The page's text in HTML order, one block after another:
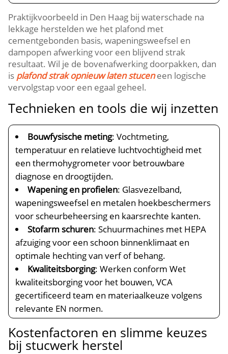
Praktijkvoorbeeld in Den Haag bij waterschade na
lekkage herstelden we het plafond met
cementgebonden basis, wapeningsweefsel en
dampopen afwerking voor een blijvend strak
resultaat.​ Wil je de bovenafwerking doorpakken, dan
is plafond strak opnieuw laten stuceneen logische
vervolgstap voor een egaal geheel.​
Technieken en tools die wij inzetten
Bouwfysische meting: Vochtmeting,
temperatuur en relatieve luchtvochtigheid met
een thermohygrometer voor betrouwbare
diagnose en droogtijden.​
Wapening en profielen: Glasvezelband,
wapeningsweefsel en metalen hoekbeschermers
voor scheurbeheersing en kaarsrechte kanten.​
Stofarm schuren: Schuurmachines met HEPA
afzuiging voor een schoon binnenklimaat en
optimale hechting van verf of behang.​
Kwaliteitsborging: Werken conform Wet
kwaliteitsborging voor het bouwen, VCA
gecertificeerd team en materiaalkeuze volgens
relevante EN normen.​
Kostenfactoren en slimme keuzes
bij stucwerk herstel